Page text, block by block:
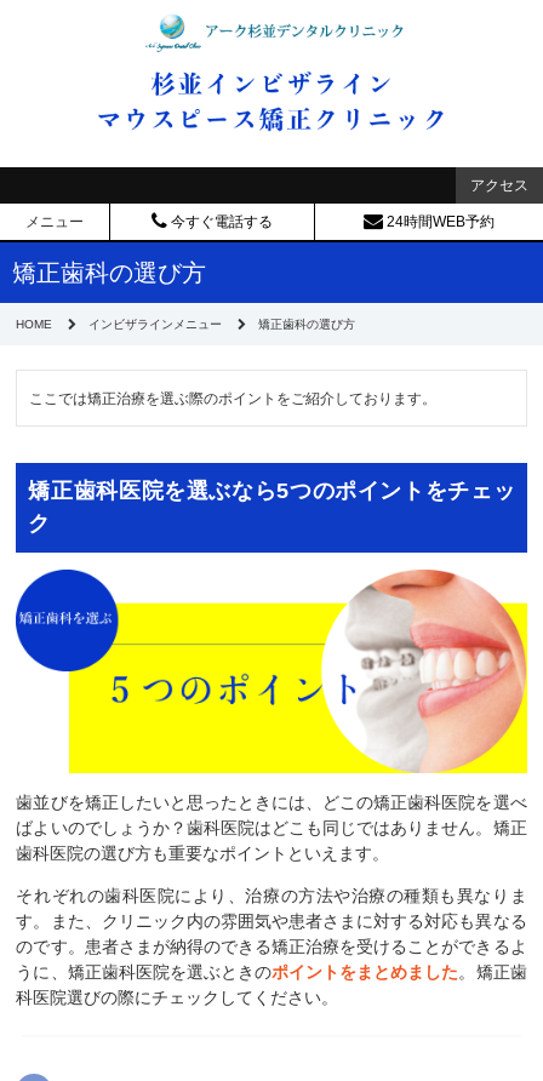
アクセス
メニュー 今すぐ電話する 24時間WEB予約
矯正歯科の選び方
HOME インビザラインメニュー 矯正歯科の選び方
ここでは矯正治療を選ぶ際のポイントをご紹介しております。
矯正歯科医院を選ぶなら5つのポイントをチェッ
ク
歯並びを矯正したいと思ったときには、どこの矯正歯科医院を選べ
ばよいのでしょうか？歯科医院はどこも同じではありません。矯正
歯科医院の選び方も重要なポイントといえます。
それぞれの歯科医院により、治療の方法や治療の種類も異なりま
す。また、クリニック内の雰囲気や患者さまに対する対応も異なる
のです。患者さまが納得のできる矯正治療を受けることができるよ
うに、矯正歯科医院を選ぶときのポイントをまとめました。矯正歯
科医院選びの際にチェックしてください。